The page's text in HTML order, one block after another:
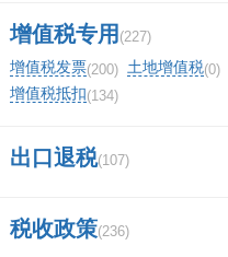
增值税专用 (227)
增值税发票(200) 土地增值税(0)
增值税抵扣(134)
出口退税(107)
税收政策(236)